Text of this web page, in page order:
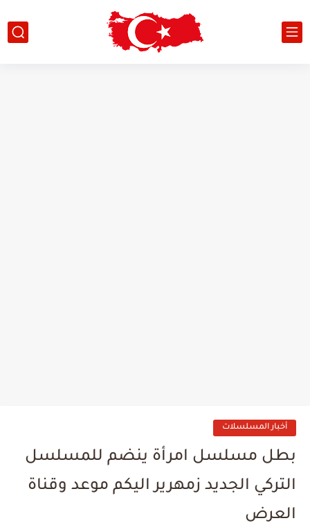
أخبار المسلسلات
بطل مسلسل امرأة ينضم للمسلسل
التركي الجديد زمهرير اليكم موعد وقناة
العرض